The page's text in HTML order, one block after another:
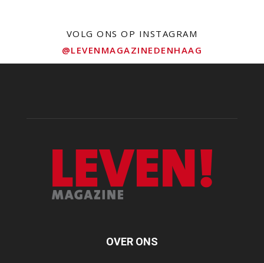
VOLG ONS OP INSTAGRAM
@LEVENMAGAZINEDENHAAG
OVER ONS